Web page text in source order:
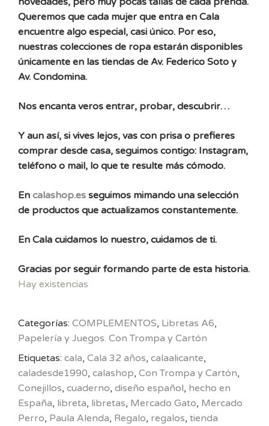
Queremos que cada mujer que entra en Cala
encuentre algo especial, casi único. Por eso,
nuestras colecciones de ropa estarán disponibles
únicamente en las tiendas de Av. Federico Soto y
Av. Condomina.
Nos encanta veros entrar, probar, descubrir…
Y aun así, si vives lejos, vas con prisa o prefieres
comprar desde casa, seguimos contigo: Instagram,
teléfono o mail, lo que te resulte más cómodo.
En calashop.es seguimos mimando una selección
de productos que actualizamos constantemente.
En Cala cuidamos lo nuestro, cuidamos de ti.
Gracias por seguir formando parte de esta historia.
Hay existencias
Categorías: COMPLEMENTOS, Libretas A6,
Papelería y Juegos. Con Trompa y Cartón
Etiquetas: cala, Cala 32 años, calaalicante,
caladesde1990, calashop, Con Trompa y Cartón,
Conejillos, cuaderno, diseño español, hecho en
España, libreta, libretas, Mercado Gato, Mercado
Perro, Paula Alenda, Regalo, regalos, tienda